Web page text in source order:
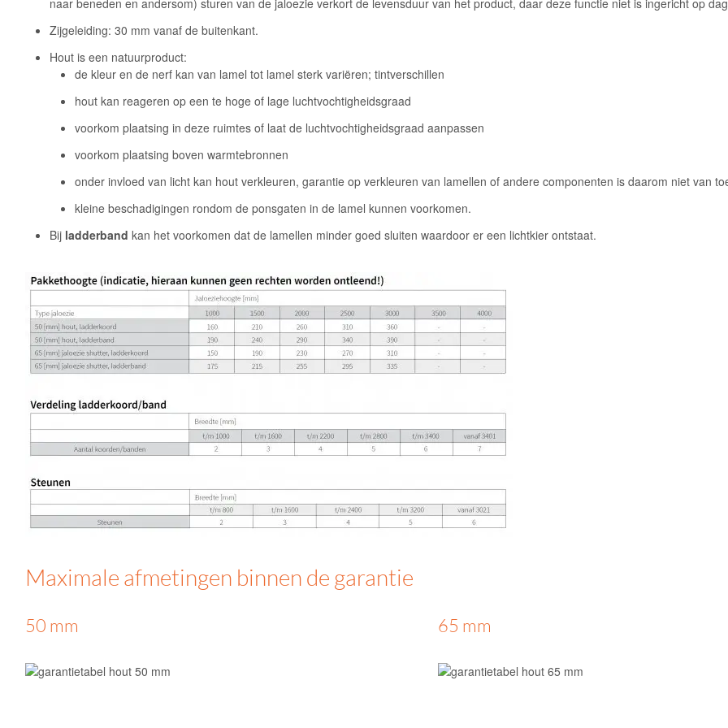
Zijgeleiding: 30 mm vanaf de buitenkant.
Hout is een natuurproduct:
de kleur en de nerf kan van lamel tot lamel sterk variëren; tintverschillen
hout kan reageren op een te hoge of lage luchtvochtigheidsgraad
voorkom plaatsing in deze ruimtes of laat de luchtvochtigheidsgraad aanpassen
voorkom plaatsing boven warmtebronnen
onder invloed van licht kan hout verkleuren, garantie op verkleuren van lamellen of andere componenten is daarom niet van
kleine beschadigingen rondom de ponsgaten in de lamel kunnen voorkomen.
Bij ladderband kan het voorkomen dat de lamellen minder goed sluiten waardoor er een lichtkier ontstaat.
Maximale afmetingen binnen de garantie
50 mm 65 mm